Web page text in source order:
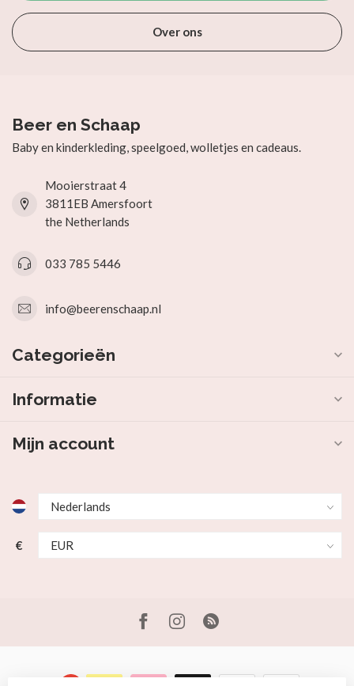
Over ons
Beer en Schaap
Baby en kinderkleding, speelgoed, wolletjes en cadeaus.
Mooierstraat 4
3811EB Amersfoort
the Netherlands
033 785 5446
info@beerenschaap.nl
Categorieën
Informatie
Mijn account
€